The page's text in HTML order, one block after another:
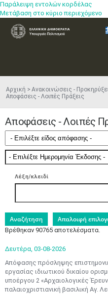
Παράλειψη εντολών κορδέλας
Μετάβαση στο κύριο περιεχόμενο
Αρχική Ανακοινώσεις -
Αποφάσεις - Λοιπές Πράξεις
Αποφάσεις - Λοιπές
Λέξη/κλειδί
Βρέθηκαν 90765 αποτελέσματα.
Δευτέρα, 03-08-2026
Απόφασης πρόσληψης
εργασίας ιδιωτικού δικαίου
υποέργου 2 «Αρχαιολογικές
παλαιοχριστιανική βασιλική Αγ.